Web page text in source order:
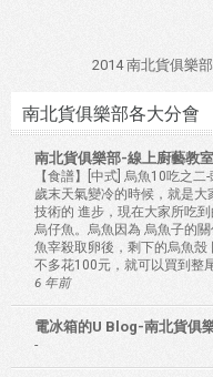
2014 南北貨俱樂
南北貨俱樂部各大分會
南北貨俱樂部-線上廚藝教室
【食譜】[中式] 烏魚10吃之二
歲末天氣變冷的時候，就是
技術的 進步，現在大家所吃
烏仔魚。烏魚因為 烏魚子的
魚宰殺取卵後，剩下的烏魚
不多花100元，就可以買到整
6 年前
電冰箱的U Blog-南北貨俱
-